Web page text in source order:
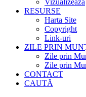
Vizualizeaza
RESURSE
Harta Site
Copyright
Link-uri
ZILE PRIN
Zile prin
Zile prin
CONTACT
CAUTĂ